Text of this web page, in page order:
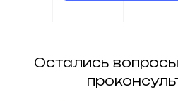
Остались